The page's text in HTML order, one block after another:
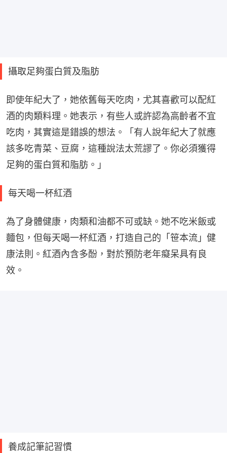
攝取足夠蛋白質及脂肪
即使年紀大了，她依舊每天吃肉，尤其喜歡可以配紅
酒的肉類料理。她表示，有些人或許認為高齡者不宜
吃肉，其實這是錯誤的想法。「有人說年紀大了就應
該多吃青菜、豆腐，這種說法太荒謬了。你必須獲得
足夠的蛋白質和脂肪。」
每天喝一杯紅酒
為了身體健康，肉類和油都不可或缺。她不吃米飯或
麵包，但每天喝一杯紅酒，打造自己的「笹本流」健
康法則。紅酒內含多酚，對於預防老年癡呆具有良
效。
養成記筆記習慣